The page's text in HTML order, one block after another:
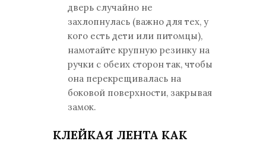
дверь случайно не
захлопнулась (важно для тех, у
кого есть дети или питомцы),
намотайте крупную резинку на
ручки с обеих сторон так, чтобы
она перекрещивалась на
боковой поверхности, закрывая
замок.
КЛЕЙКАЯ ЛЕНТА КАК